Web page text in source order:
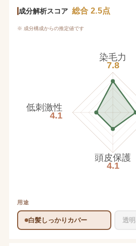
成分解析スコア 総合 2.5点
※ 成分構成からの推定値です
染毛力
7.8
頭皮保護
4.1
低刺激性
4.1
用途
白髪しっかりカバー 透